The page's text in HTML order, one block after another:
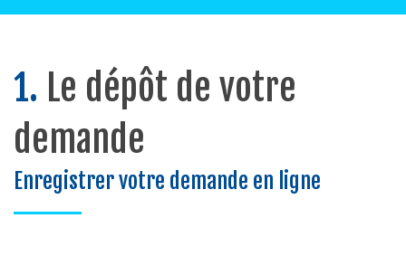
1. Le dépôt de votre
demande
Enregistrer votre demande en ligne